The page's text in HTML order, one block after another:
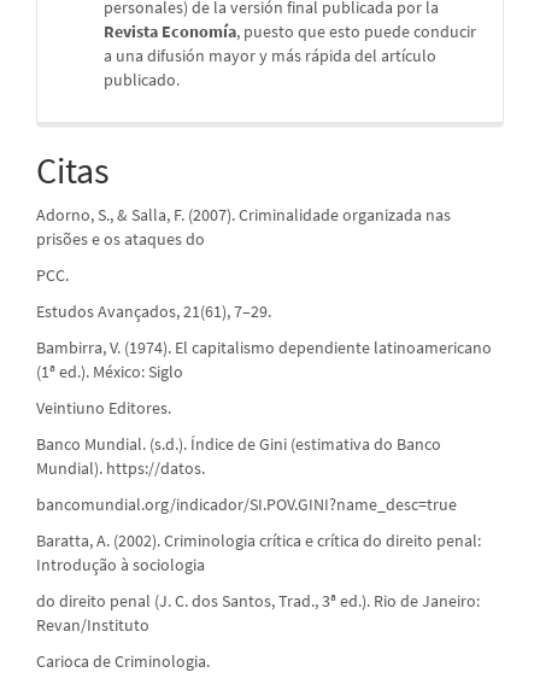
personales) de la versión final publicada por la
Revista Economía, puesto que esto puede conducir
a una difusión mayor y más rápida del artículo
publicado.
Citas
Adorno, S., & Salla, F. (2007). Criminalidade organizada nas
prisões e os ataques do
PCC.
Estudos Avançados, 21(61), 7–29.
Bambirra, V. (1974). El capitalismo dependiente latinoamericano
(1ª ed.). México: Siglo
Veintiuno Editores.
Banco Mundial. (s.d.). Índice de Gini (estimativa do Banco
Mundial). https://datos.
bancomundial.org/indicador/SI.POV.GINI?name_desc=true
Baratta, A. (2002). Criminologia crítica e crítica do direito penal:
Introdução à sociologia
do direito penal (J. C. dos Santos, Trad., 3ª ed.). Rio de Janeiro:
Revan/Instituto
Carioca de Criminologia.